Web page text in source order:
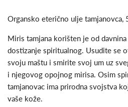
Organsko eterično ulje tamjanovca,
Miris tamjana korišten je od
dostizanje spiritualnog. Usudite se
svoju maštu i smirite svoj um uz
i njegovog opojnog mirisa. Osim
tamjanovac ima prirodna svojstva
vaše kože.